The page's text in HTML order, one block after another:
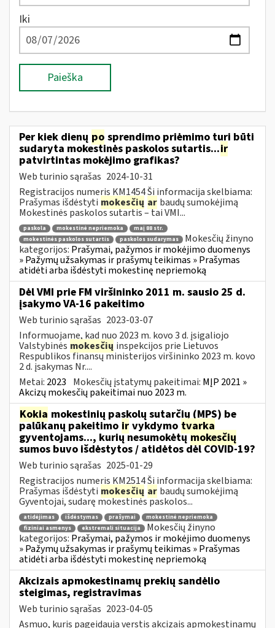
Iki
Paieška
Per kiek dienų po sprendimo priėmimo turi būti
sudaryta mokestinės paskolos sutartis...ir
patvirtintas mokėjimo grafikas?
Web turinio sąrašas 2024-10-31
Registracijos numeris KM1454 Ši informacija skelbiama:
Prašymas išdėstyti mokesčių ar baudų sumokėjimą
Mokestinės paskolos sutartis – tai VMI...
paskola mokestinė nepriemoka
maį 88 str.
mokestinės paskolos sutartis
paskolos sudarymas
Mokesčių žinyno
kategorijos: Prašymai, pažymos ir mokėjimo duomenys
» Pažymų užsakymas ir prašymų teikimas » Prašymas
atidėti arba išdėstyti mokestinę nepriemoką
Dėl VMI prie FM viršininko 2011 m. sausio 25 d.
įsakymo VA-16 pakeitimo
Web turinio sąrašas 2023-03-07
Informuojame, kad nuo 2023 m. kovo 3 d. įsigaliojo
Valstybinės mokesčių inspekcijos prie Lietuvos
Respublikos finansų ministerijos viršininko 2023 m. kovo
2 d. įsakymas Nr....
Metai: 2023 Mokesčių įstatymų pakeitimai: MĮP 2021 »
Akcizų mokesčių pakeitimai nuo 2023 m.
Kokia mokestinių paskolų sutarčių (MPS) be
palūkanų pakeitimo ir vykdymo tvarka
gyventojams..., kurių nesumokėtųmokesčių
sumos buvo išdėstytos / atidėtos dėl COVID-19?
Web turinio sąrašas 2025-01-29
Registracijos numeris KM2514 Ši informacija skelbiama:
Prašymas išdėstyti mokesčių ar baudų sumokėjimą
Gyventojai, sudarę mokestinės paskolos...
atidėjimas išdėstymas prašymai
mokestinė nepriemoka
fiziniai asmenys
ekstremali situacija
Mokesčių žinyno
kategorijos: Prašymai, pažymos ir mokėjimo duomenys
» Pažymų užsakymas ir prašymų teikimas » Prašymas
atidėti arba išdėstyti mokestinę nepriemoką
Akcizais apmokestinamų prekių sandėlio
steigimas, registravimas
Web turinio sąrašas 2023-04-05
Asmuo, kuris pageidauja verstis akcizais apmokestinamų